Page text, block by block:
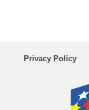
Privacy Policy